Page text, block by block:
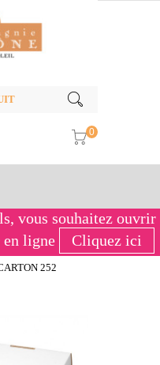
0
vous souhaitez ouvrir
en ligne
Cliquez ici
252